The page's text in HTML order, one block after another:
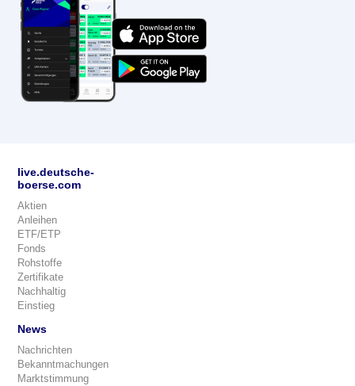
live.deutsche-
boerse.com
Aktien
Anleihen
ETF/ETP
Fonds
Rohstoffe
Zertifikate
Nachhaltig
Einstieg
News
Nachrichten
Bekanntmachungen
Marktstimmung